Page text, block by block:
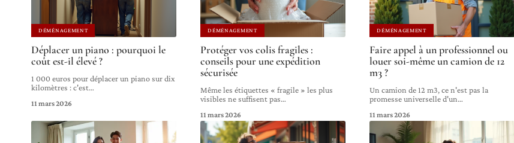
DÉMÉNAGEMENT
Déplacer un piano : pourquoi le
coût est-il élevé ?
1 000 euros pour déplacer un piano sur dix
kilomètres : c'est…
11 mars 2026
DÉMÉNAGEMENT
Protéger vos colis fragiles :
conseils pour une expédition
sécurisée
Même les étiquettes « fragile » les plus
visibles ne suffisent pas…
11 mars 2026
DÉMÉNAGEMENT
Faire appel à un professionnel ou
louer soi-même un camion de 12
m3 ?
Un camion de 12 m3, ce n'est pas la
promesse universelle d'un…
11 mars 2026